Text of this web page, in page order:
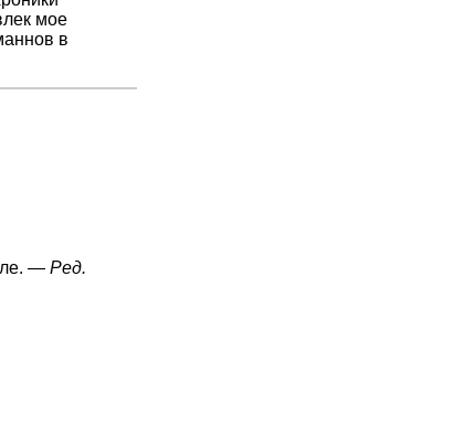
мое
в
— Ред.